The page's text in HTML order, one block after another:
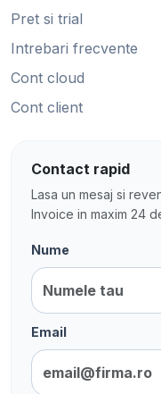
Pret si trial
Intrebari frecvente
Cont cloud
Cont client
Contact rapid
Lasa un mesaj si
Invoice in maxim 24
Nume
Email